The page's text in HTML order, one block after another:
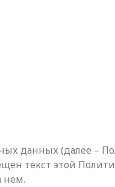
данных (далее –
текст этой
нем.